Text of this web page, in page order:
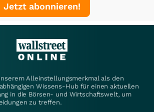
Jetzt abonnieren!
Alleinstellungsmerkmal als den
Wissens-Hub für einen aktuellen
in die Börsen- und Wirtschaftswelt, um
zu treffen.